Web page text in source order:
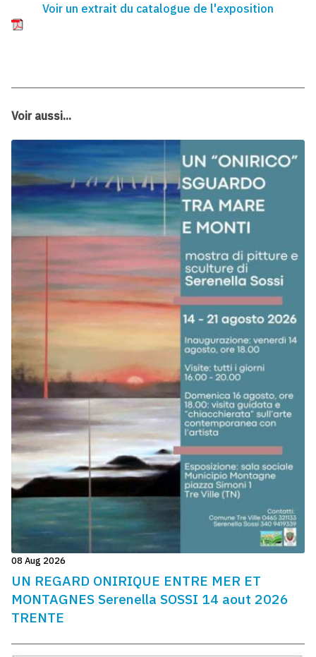
Voir un extrait du catalogue de l'exposition
Voir aussi...
08 Aug 2026
UN REGARD ONIRIQUE ENTRE MER ET
MONTAGNES Serenella SOSSI 14 aout 2026
TRENTE